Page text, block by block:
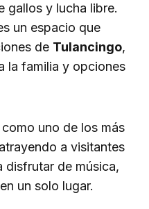
gallos y lucha libre.
un espacio que
de Tulancingo,
la familia y opciones
uno de los más
a visitantes
disfrutar de música,
un solo lugar.